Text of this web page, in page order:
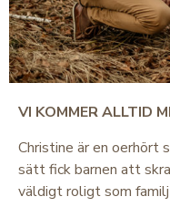
VI KOMMER ALLTID
Christine är en
sätt fick barnen att
väldigt roligt som